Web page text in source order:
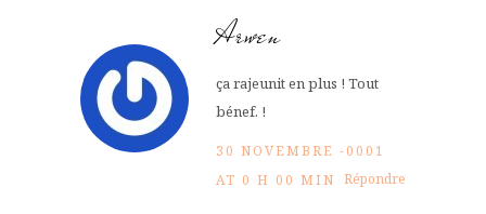
Arwen
ça rajeunit en plus ! Tout
bénef. !
30 NOVEMBRE -0001
AT 0 H 00 MIN Répondre